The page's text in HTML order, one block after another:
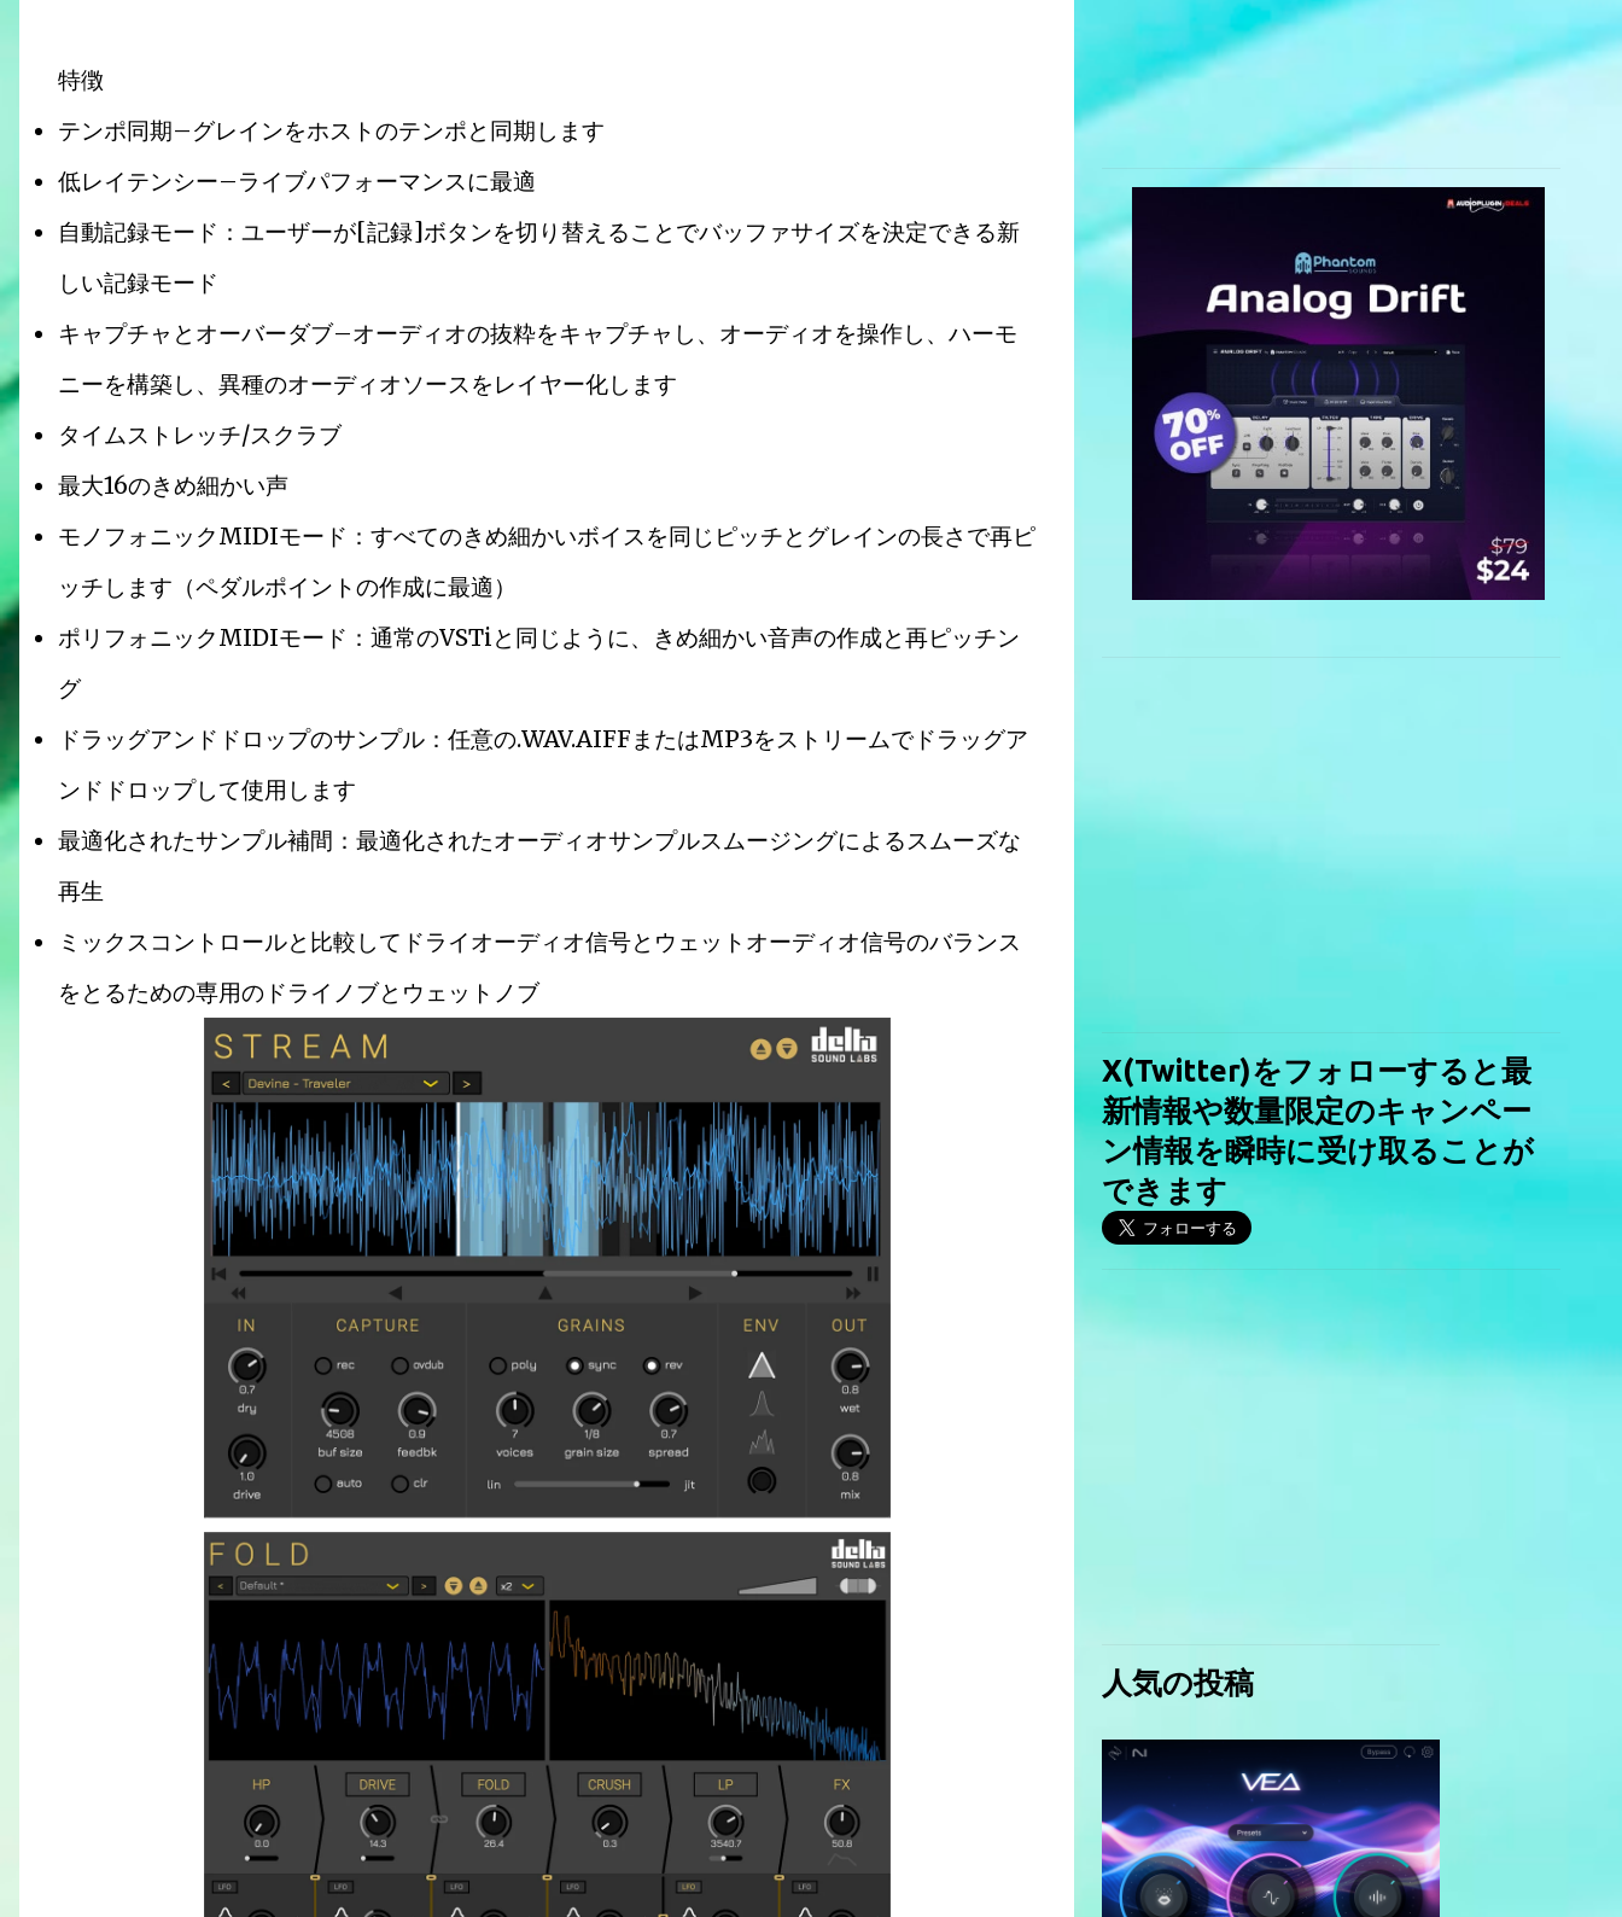
特徴
テンポ同期–グレインをホストのテンポと同期します
低レイテンシー–ライブパフォーマンスに最適
自動記録モード：ユーザーが[記録]ボタンを切り替えることでバッファサイズを決定できる新
しい記録モード
キャプチャとオーバーダブ–オーディオの抜粋をキャプチャし、オーディオを操作し、ハーモ
ニーを構築し、異種のオーディオソースをレイヤー化します
タイムストレッチ/スクラブ
最大16のきめ細かい声
モノフォニックMIDIモード：すべてのきめ細かいボイスを同じピッチとグレインの長さで再ピ
ッチします（ペダルポイントの作成に最適）
ポリフォニックMIDIモード：通常のVSTiと同じように、きめ細かい音声の作成と再ピッチン
グ
ドラッグアンドドロップのサンプル：任意の.WAV.AIFFまたはMP3をストリームでドラッグア
ンドドロップして使用します
最適化されたサンプル補間：最適化されたオーディオサンプルスムージングによるスムーズな
再生
ミックスコントロールと比較してドライオーディオ信号とウェットオーディオ信号のバランス
をとるための専用のドライノブとウェットノブ
X(Twitter)をフォローすると最
新情報や数量限定のキャンペー
ン情報を瞬時に受け取ることが
できます
人気の投稿